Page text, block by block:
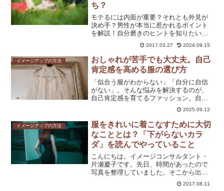
ち？
モテるには内面が重要？それとも外見が
決め手？男性が本当に惹かれるポイント
を解説！自分磨きのヒントを知りたい
方、必見の記事です。2017.03.27 2024.09.15
イメージアップの方法
おしゃれが苦手でも大丈夫。自己
肯定感を高める服の選び方
「似合う服がわからない」「自分に自信
がない」。そんな悩みを解決するのが、
自己肯定感を育てるファッション。自分
を好きになる一歩をここからはじめてみ
2025.09.12
イメージアップの方法
服をきれいに着こなすために大切
なこととは？「下がらないカラ
ダ」を読んでやっていること
こんにちは。イメージコンサルタント・
片瀬慶子です。先日、時間があったので
写真を整理していました。そこから出て
きたのは、今から２年ほど前の写真。何
とそこには私の、見るに堪えられない姿
2017.08.11